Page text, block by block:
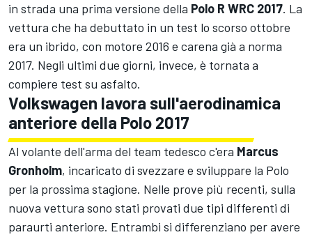
in strada una prima versione della Polo R WRC 2017. La
vettura che ha debuttato in un test lo scorso ottobre
era un ibrido, con motore 2016 e carena già a norma
2017. Negli ultimi due giorni, invece, è tornata a
compiere test su asfalto.
Volkswagen lavora sull'aerodinamica
anteriore della Polo 2017
Al volante dell'arma del team tedesco c'era Marcus
Gronholm, incaricato di svezzare e sviluppare la Polo
per la prossima stagione. Nelle prove più recenti, sulla
nuova vettura sono stati provati due tipi differenti di
paraurti anteriore. Entrambi si differenziano per avere